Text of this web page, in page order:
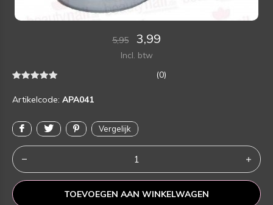
5,95 3,99
Incl. btw
(0)
Artikelcode: APA041
Vergelijk
TOEVOEGEN AAN WINKELWAGEN